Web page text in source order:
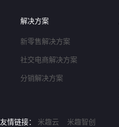
解决方案
新零售解决方案
社交电商解决方案
分销解决方案
友情链接： 米趣云 米趣智创